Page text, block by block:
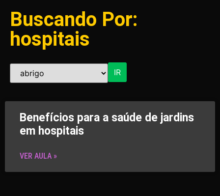
Buscando Por:
hospitais
IR
Benefícios para a saúde de jardins
em hospitais
VER AULA »